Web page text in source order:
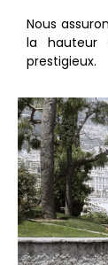
Nous
la hauteur
prestigieux.